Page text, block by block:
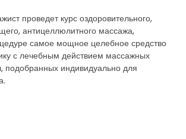
проведет курс оздоровительного,
антицеллюлитного массажа,
самое мощное целебное средство
с лечебным действием массажных
подобранных индивидуально для